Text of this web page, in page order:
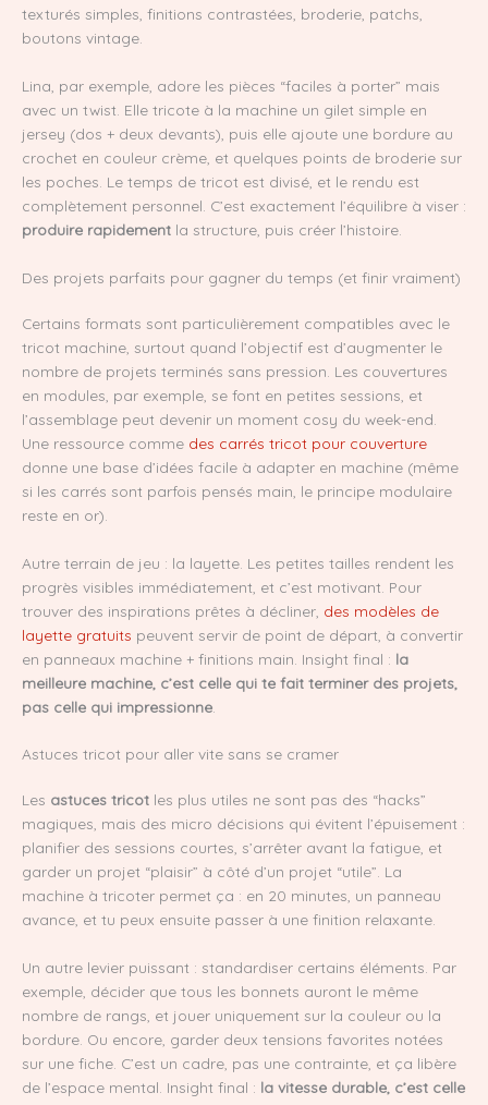
texturés simples, finitions contrastées, broderie, patchs,
boutons vintage.
Lina, par exemple, adore les pièces “faciles à porter” mais
avec un twist. Elle tricote à la machine un gilet simple en
jersey (dos + deux devants), puis elle ajoute une bordure au
crochet en couleur crème, et quelques points de broderie sur
les poches. Le temps de tricot est divisé, et le rendu est
complètement personnel. C’est exactement l’équilibre à viser :
produire rapidement la structure, puis créer l’histoire.
Des projets parfaits pour gagner du temps (et finir vraiment)
Certains formats sont particulièrement compatibles avec le
tricot machine, surtout quand l’objectif est d’augmenter le
nombre de projets terminés sans pression. Les couvertures
en modules, par exemple, se font en petites sessions, et
l’assemblage peut devenir un moment cosy du week-end.
Une ressource comme des carrés tricot pour couverture
donne une base d’idées facile à adapter en machine (même
si les carrés sont parfois pensés main, le principe modulaire
reste en or).
Autre terrain de jeu : la layette. Les petites tailles rendent les
progrès visibles immédiatement, et c’est motivant. Pour
trouver des inspirations prêtes à décliner, des modèles de
layette gratuits peuvent servir de point de départ, à convertir
en panneaux machine + finitions main. Insight final : la
meilleure machine, c’est celle qui te fait terminer des projets,
pas celle qui impressionne
Astuces tricot pour aller vite sans se cramer
Les astuces tricot les plus utiles ne sont pas des “hacks”
magiques, mais des micro décisions qui évitent l’épuisement :
planifier des sessions courtes, s’arrêter avant la fatigue, et
garder un projet “plaisir” à côté d’un projet “utile”. La
machine à tricoter permet ça : en 20 minutes, un panneau
avance, et tu peux ensuite passer à une finition relaxante.
Un autre levier puissant : standardiser certains éléments. Par
exemple, décider que tous les bonnets auront le même
nombre de rangs, et jouer uniquement sur la couleur ou la
bordure. Ou encore, garder deux tensions favorites notées
sur une fiche. C’est un cadre, pas une contrainte, et ça libère
de l’espace mental. Insight final : la vitesse durable, c’est celle